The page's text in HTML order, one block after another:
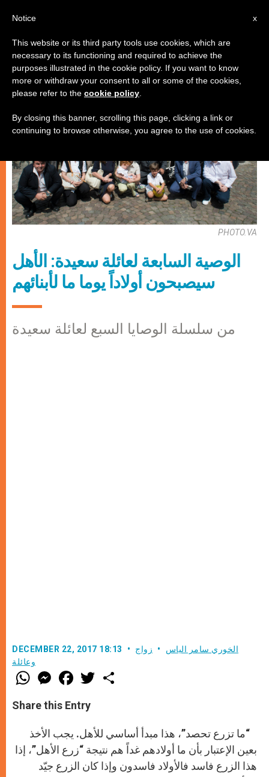
زواج وعائلة
PHOTO.VA
الوصية السابعة لعائلة سعيدة: الأهل
سيصبحون أولاداً يوما ما لأبنائهم
من سلسلة الوصايا السبع لعائلة سعيدة
DECEMBER 22, 2017 18:13 الخوري سامر الياس
زواج
وعائلة
W
h
t
s
p
p
M
e
s
e
g
e
r
F
a
e
b
k
T
w
r
Share this Entry
“ما تزرع تحصد”، هذا مبدأ أساسي للأهل. يجب الأخذ
بعين الإعتبار بأن ما أولادهم غداً هم نتيجة “زرع الأهل”، إذا
هذا الزرع فاسد فالأولاد فاسدون وإذا كان الزرع جيّد
x
Notice
This website or its third party tools use cookies, which are
necessary to its functioning and required to achieve the
purposes illustrated in the cookie policy. If you want to know
more or withdraw your consent to all or some of the cookies,
please refer to the cookie policy
By closing this banner, scrolling this page, clicking a link or
continuing to browse otherwise, you agree to the use of cookies.